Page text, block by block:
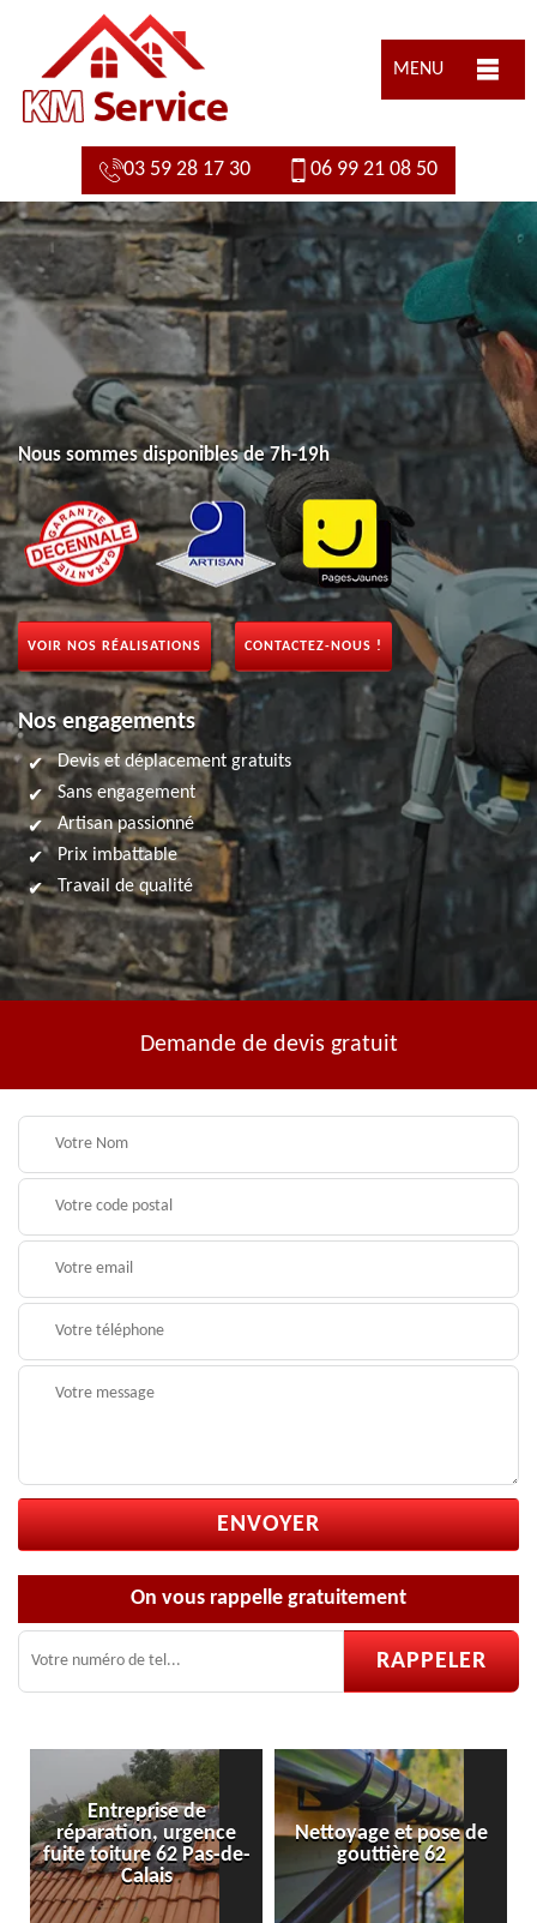
MENU
03 59 28 17 30 06 99 21 08 50
Nous sommes disponibles de 7h-19h
VOIR NOS RÉALISATIONS CONTACTEZ-NOUS !
Nos engagements
Devis et déplacement gratuits
Sans engagement
Artisan passionné
Prix imbattable
Travail de qualité
Demande de devis gratuit
On vous rappelle gratuitement
Nettoyage et pose de
gouttière 62
Pose et réparation de
velux 62